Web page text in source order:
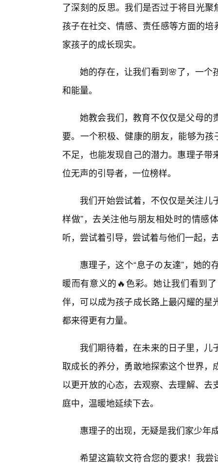
了深刻的反思。我们是否过于将目光
孩子在社交、情感、责任感等方面的
家孩子的成长现实。
她的存在，让我们看到🌸了，一个
和能量。
她教会我们，教育不仅仅是父母的
要。一个积极、健康的朋友，能够为
不足，也能发现自己的潜力。惠理子
位无声的引导者，一位榜样。
我们开始尝试着，不仅仅是关注儿
样做”，去关注他与朋友相处时的情感
听，尝试着引导，尝试着与他们一起，
惠理子，这个“息子の友達”，她
暖而有意义的🔥色彩。她让我们看到
伴，可以成为孩子成长路上最闪耀的
都来得更有力量。
我们期待着，在未来的日子里，
取成长的养分，勇敢地探索这个世界
以更开放的心态，去观察、去理解、
庭中，温暖地延续下去。
惠理子的出现，无疑是我们家少年
希望这篇软文符合您的要求！我尝